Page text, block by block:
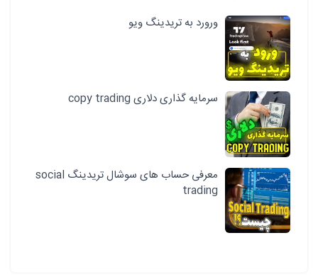
ورورد به تریدینگ ویو
سرمایه گذاری دلاری copy trading
معرفی حساب های سوشال تریدینگ social
trading